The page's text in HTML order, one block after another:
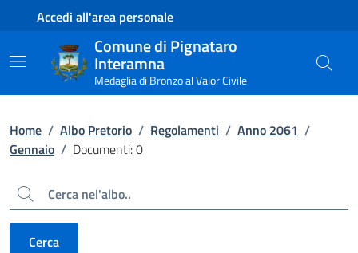
Contenuto principale
Piede di paginaAccedi all'area personale
Comune di Pignataro
Interamna
Medaglia di Bronzo al Valor Civile
Home / Albo Pretorio / Regolamenti / Anno 2061 /
Gennaio / Documenti: 0
Cerca
Cerca